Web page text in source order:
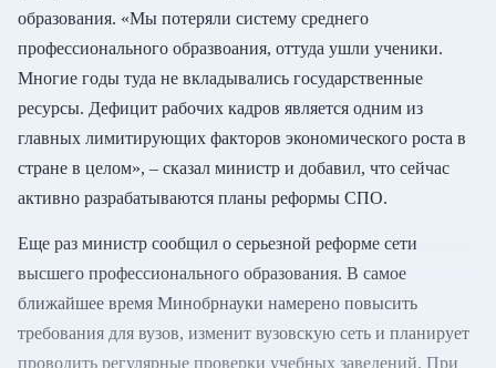
образования. «Мы потеряли систему среднего
профессионального образвоания, оттуда ушли ученики.
Многие годы туда не вкладывались государственные
ресурсы. Дефицит рабочих кадров является одним из
главных лимитирующих факторов экономического роста в
стране в целом», – сказал министр и добавил, что сейчас
активно разрабатываются планы реформы СПО.
Еще раз министр сообщил о серьезной реформе сети
высшего профессионального образования. В самое
ближайшее время Минобрнауки намерено повысить
требования для вузов, изменит вузовскую сеть и планирует
проводить регулярные проверки учебных заведений. При